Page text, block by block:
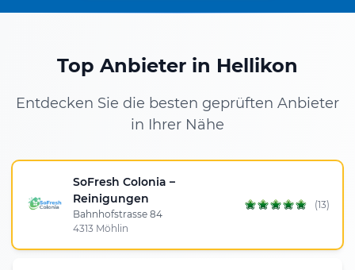
Top Anbieter in Hellikon
Entdecken Sie die besten geprüften Anbieter
in Ihrer Nähe
SoFresh Colonia –
Reinigungen
Bahnhofstrasse 84
4313 Möhlin
(13)